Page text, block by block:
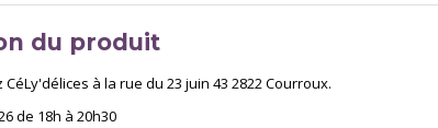
du produit
à la rue du 23 juin 43 2822 Courroux.
de 18h à 20h30